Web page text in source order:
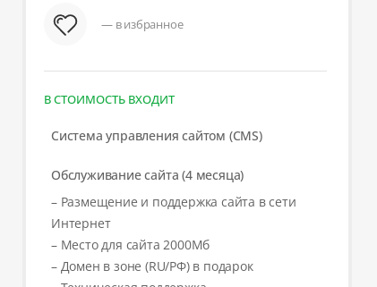
— в избранное
В СТОИМОСТЬ ВХОДИТ
Система управления сайтом (CMS)
Обслуживание сайта (4 месяца)
– Размещение и поддержка сайта в сети
Интернет
– Место для сайта 2000Мб
– Домен в зоне (RU/РФ) в подарок